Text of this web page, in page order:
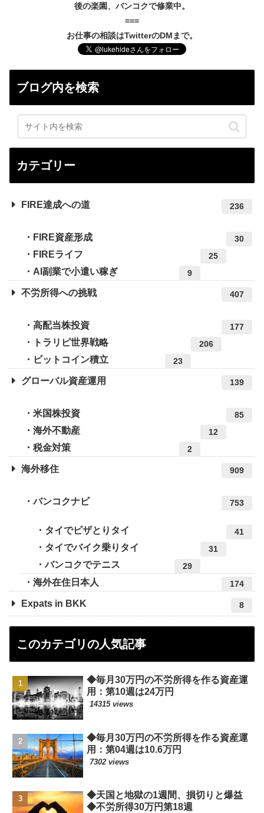
後の楽園、バンコクで修業中。
===
お仕事の相談はTwitterのDMまで。
ブログ内を検索
カテゴリー
FIRE達成への道 236
FIRE資産形成 30
FIREライフ 25
AI副業で小遣い稼ぎ 9
不労所得への挑戦 407
高配当株投資 177
トラリピ世界戦略 206
ビットコイン積立 23
グローバル資産運用 139
米国株投資 85
海外不動産 12
税金対策 2
海外移住 909
バンコクナビ 753
タイでビザとりタイ 41
タイでバイク乗りタイ 31
バンコクでテニス 29
海外在住日本人 174
Expats in BKK 8
このカテゴリの人気記事
◆毎月30万円の不労所得を作る資産運
用：第10週は24万円
14315 views
◆毎月30万円の不労所得を作る資産運
用：第04週は10.6万円
7302 views
◆天国と地獄の1週間、損切りと爆益
◆不労所得30万円第18週